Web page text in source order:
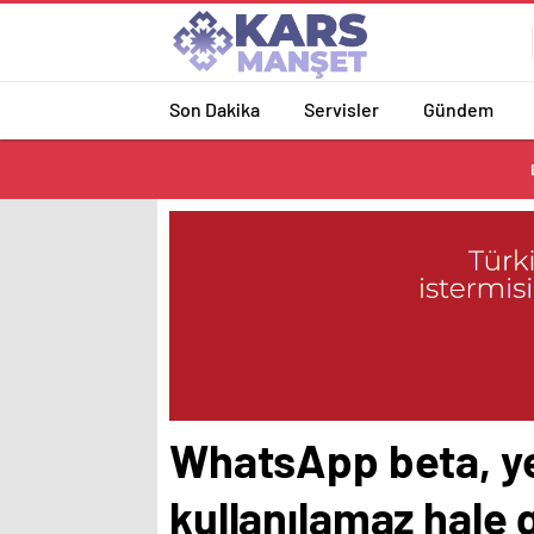
Son Dakika Servisler Gündem
WhatsApp beta,
kullanılamaz hale